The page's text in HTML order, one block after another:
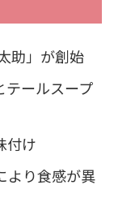
助」が創始
テールスープ
付け
より食感が異